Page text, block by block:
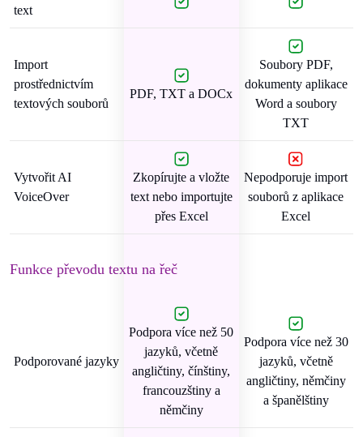
text
Import
prostřednictvím
textových souborů
PDF, TXT a DOCx
Soubory PDF,
dokumenty aplikace
Word a soubory
TXT
Vytvořit AI
VoiceOver
Zkopírujte a vložte
text nebo importujte
přes Excel
Nepodporuje import
souborů z aplikace
Excel
Funkce převodu textu na řeč
Podporované jazyky
Podpora více než 50
jazyků, včetně
angličtiny, čínštiny,
francouzštiny a
němčiny
Podpora více než 30
jazyků, včetně
angličtiny, němčiny
a španělštiny